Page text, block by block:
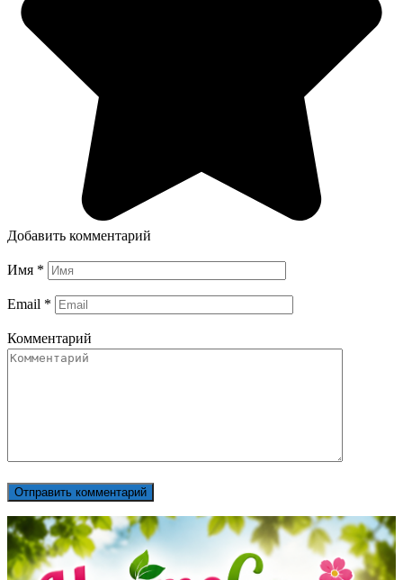
Добавить комментарий
Имя *
Email *
Комментарий